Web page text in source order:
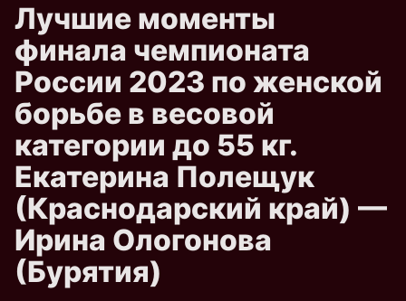
Лучшие моменты
финала чемпионата
России 2023 по женской
борьбе в весовой
категории до 55 кг.
Екатерина Полещук
(Краснодарский край) —
Ирина Ологонова
(Бурятия)